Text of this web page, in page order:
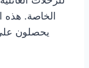
الخاصة. هذه
يحصلون على